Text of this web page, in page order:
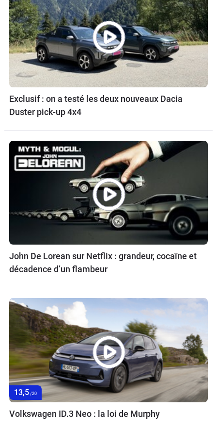
Exclusif : on a testé les deux nouveaux Dacia
Duster pick-up 4x4
John De Lorean sur Netflix : grandeur, cocaïne et
décadence d’un flambeur
13,5 /20
Volkswagen ID.3 Neo : la loi de Murphy